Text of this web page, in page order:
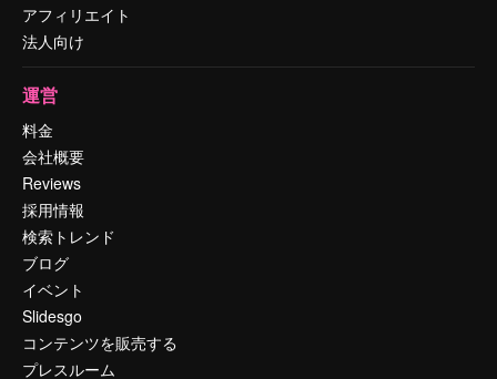
アフィリエイト
法人向け
運営
料金
会社概要
Reviews
採用情報
検索トレンド
ブログ
イベント
Slidesgo
コンテンツを販売する
プレスルーム